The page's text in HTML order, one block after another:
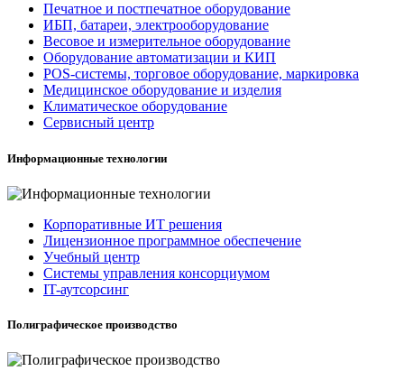
Печатное и постпечатное оборудование
ИБП, батареи, электрооборудование
Весовое и измерительное оборудование
Оборудование автоматизации и КИП
POS-системы, торговое оборудование, маркировка
Медицинское оборудование и изделия
Климатическое оборудование
Сервисный центр
Информационные технологии
Корпоративные ИТ решения
Лицензионное программное обеспечение
Учебный центр
Системы управления консорциумом
IT-аутсорсинг
Полиграфическое производство